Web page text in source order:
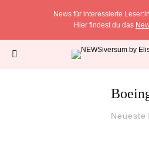
News für interessierte
Hier findest du das
Neueste